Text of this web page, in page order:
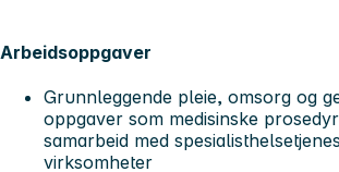
Arbeidsoppgaver
Grunnleggende pleie, omsorg og
oppgaver som medisinske
samarbeid med
virksomheter